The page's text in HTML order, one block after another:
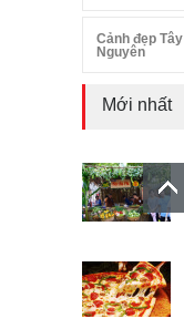
Cảnh đẹp Tây
Nguyên
Mới nhất